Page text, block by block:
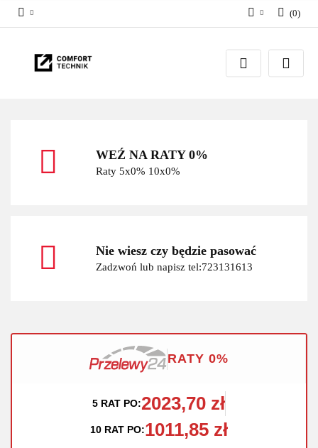
Zaloguj się
Zarejestruj się
(0)
WEŹ NA RATY 0%
Raty 5x0% 10x0%
Nie wiesz czy będzie pasować
Zadzwoń lub napisz tel:723131613
RATY 0%
5 RAT PO:2023,70 zł
10 RAT PO:1011,85 zł